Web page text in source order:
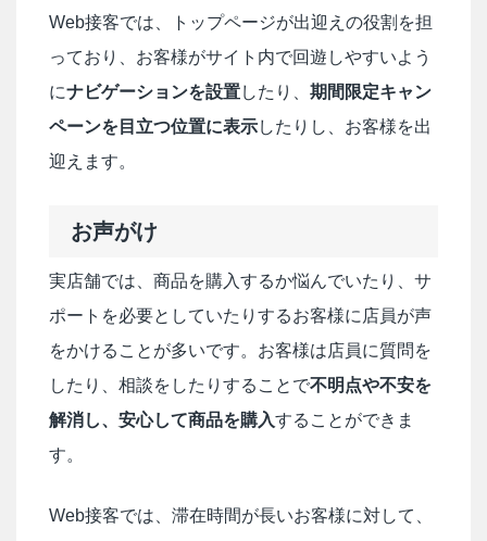
Web接客では、トップページが出迎えの役割を担
っており、お客様がサイト内で回遊しやすいよう
にナビゲーションを設置したり、 期間限定キャン
ペーンを目立つ位置に表示したりし、お客様を出
迎えます。
お声がけ
実店舗では、商品を購入するか悩んでいたり、サ
ポートを必要としていたりするお客様に店員が声
をかけることが多いです。お客様は店員に質問を
したり、相談をしたりすることで不明点や不安を
解消し、安心して商品を購入することができま
す。
Web接客では、滞在時間が長いお客様に対して、